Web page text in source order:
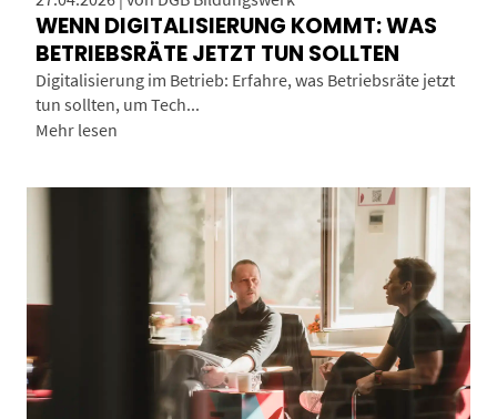
WENN DIGITALISIERUNG KOMMT: WAS
BETRIEBSRÄTE JETZT TUN SOLLTEN
Digitalisierung im Betrieb: Erfahre, was Betriebsräte jetzt
tun sollten, um Tech...
Mehr lesen